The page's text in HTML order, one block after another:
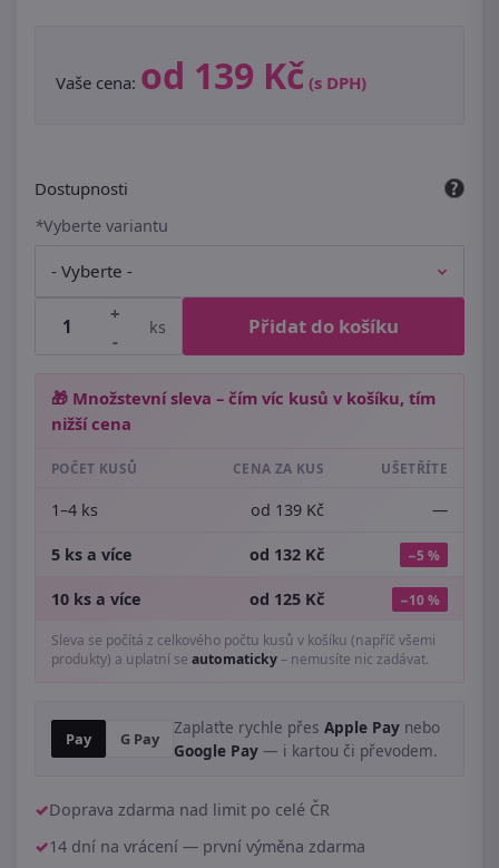
Vaše cena: od 139 Kč (s DPH)
Dostupnosti
*Vyberte variantu
+
-
ks Přidat do košíku
🎁 Množstevní sleva – čím víc kusů v košíku, tím
nižší cena
POČET KUSŮ CENA ZA KUS UŠETŘÍTE
1–4 ks od 139 Kč —
5 ks a více od 132 Kč −5 %
10 ks a více od 125 Kč −10 %
Sleva se počítá z celkového počtu kusů v košíku (napříč všemi
produkty) a uplatní se automaticky– nemusíte nic zadávat.
Pay G Pay
Zaplaťte rychle přes Apple Pay nebo
Google Pay — i kartou či převodem.
Doprava zdarma nad limit po celé ČR
14 dní na vrácení — první výměna zdarma